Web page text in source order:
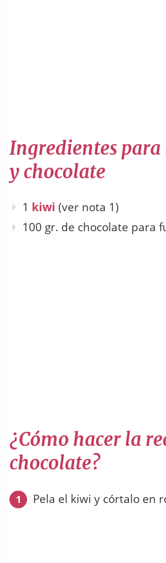
Ingredientes
y chocolate
1 kiwi (ver nota 1)
100 gr. de chocolate para
¿Cómo hacer la
chocolate?
1 Pela el kiwi y córtalo en